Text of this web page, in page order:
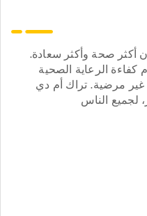
أكثر صحة وأكثر سعادة.
كفاءة الرعاية الصحية
غير مرضية. تراك أم دي
لجميع الناس